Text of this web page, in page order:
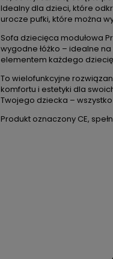
Idealny dla dzieci, które
urocze pufki, które można
Sofa dziecięca modułowa
wygodne łóżko – idealne
elementem każdego
To wielofunkcyjne
komfortu i estetyki dla
Twojego dziecka –
Produkt oznaczony CE,